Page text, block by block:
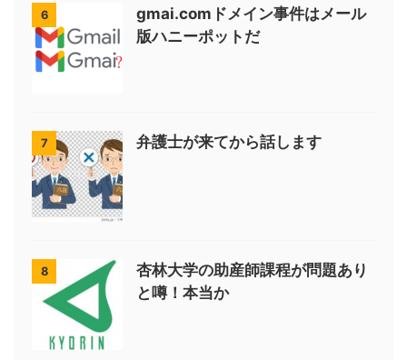
6
gmai.comドメイン事件はメール
版ハニーポットだ
7 弁護士が来てから話します
8
杏林大学の助産師課程が問題あり
と噂！本当か